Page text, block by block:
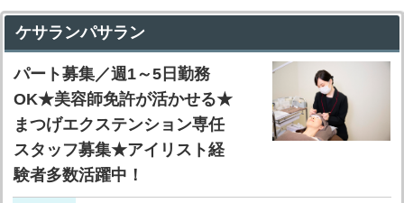
ケサランパサラン
パート募集／週1～5日勤務
OK★美容師免許が活かせる★
まつげエクステンション専任
スタッフ募集★アイリスト経
験者多数活躍中！